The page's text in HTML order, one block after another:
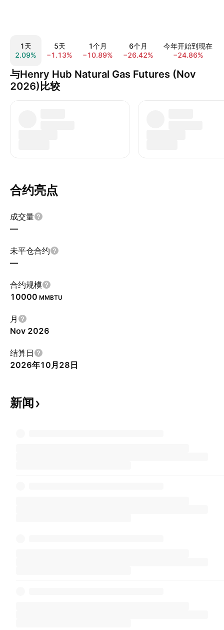
1天
2.09%
5天
−1.13%
1个月
−10.89%
6个月
−26.42%
今年开始到现在
−24.86%
与Henry Hub Natural Gas Futures (Nov
2026)比较
合约亮点
成交量
—
未平仓合约
—
合约规模
10000 MMBTU
月
Nov 2026
结算日
2026年10月28日
新闻